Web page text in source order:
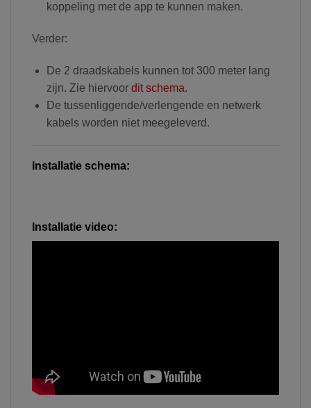
koppeling met de app te kunnen maken.
Verder:
De 2 draadskabels kunnen tot 300 meter lang
zijn. Zie hiervoor dit schema.
De tussenliggende/verlengende en netwerk
kabels worden niet meegeleverd.
Installatie schema:
Installatie video: